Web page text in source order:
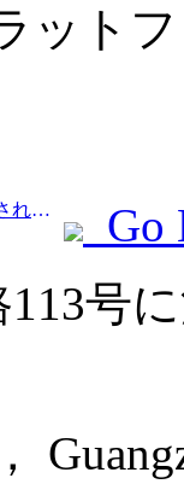
ット
Prev:最近、多くの国際路線が開設され増加した。
Go
号